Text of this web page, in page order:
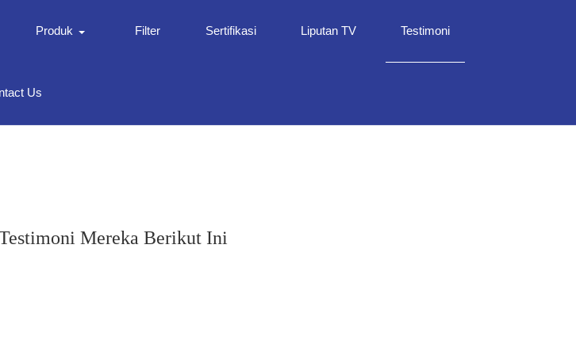
Produk Filter Sertifikasi Liputan TV Testimoni
Us
Mereka Berikut Ini